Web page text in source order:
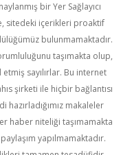
bir Yer Sağlayıcı
sitedeki içerikleri proaktif
bulunmamaktadır.
taşımakta olup,
sayılırlar. Bu internet
şirketi ile hiçbir bağlantısı
hazırladığımız makaleler
haber niteliği taşımamakta
yapılmamaktadır.